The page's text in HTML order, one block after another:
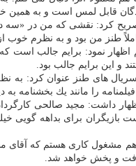
قابل لمس است و به همین
كرد: نقشی كه من در «سه
طنز من بود و به نظرم خوب
اظهار نمود: برایم جالب
و این برایم جالب بود.
های طنز عنوان كرد: به
را مانند یك بخشنامه
اظهار داشت: مجید صالحی
بازیگران برای بداهه گویی
و پخش خواهد شد.